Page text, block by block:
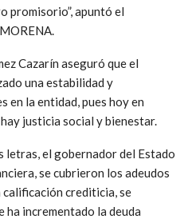
promisorio”, apuntó el
Cazarín aseguró que el
una estabilidad y
en la entidad, pues hoy en
justicia social y bienestar.
letras, el gobernador del Estado
se cubrieron los adeudos
crediticia, se
ha incrementado la deuda